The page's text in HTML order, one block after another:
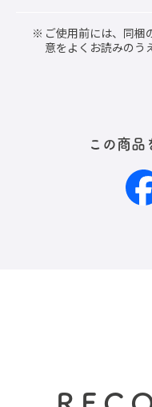
ご使用前には、同梱
意をよくお読みのう
この商品